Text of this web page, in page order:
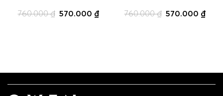
570.000 ₫
760.000 ₫ 570.000 ₫
760.000 ₫